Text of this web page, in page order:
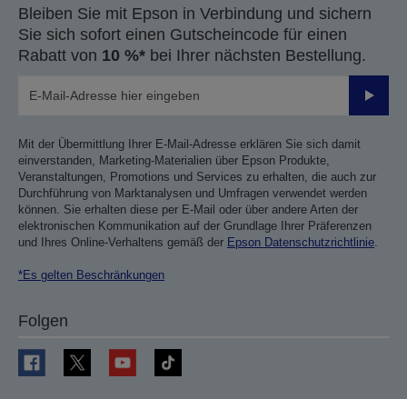
Bleiben Sie mit Epson in Verbindung und sichern
Sie sich sofort einen Gutscheincode für einen
Rabatt von 10 %* bei Ihrer nächsten Bestellung.
Mit der Übermittlung Ihrer E-Mail-Adresse erklären Sie sich damit
einverstanden, Marketing-Materialien über Epson Produkte,
Veranstaltungen, Promotions und Services zu erhalten, die auch zur
Durchführung von Marktanalysen und Umfragen verwendet werden
können. Sie erhalten diese per E-Mail oder über andere Arten der
elektronischen Kommunikation auf der Grundlage Ihrer Präferenzen
und Ihres Online-Verhaltens gemäß der Epson Datenschutzrichtlinie.
*Es gelten Beschränkungen
Folgen